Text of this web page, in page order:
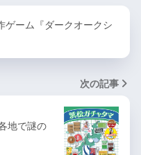
ゲーム『ダークオークシ
次の記事
地で謎の